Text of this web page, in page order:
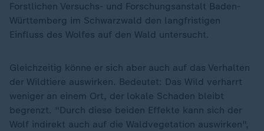
Forstlichen Versuchs- und Forschungsanstalt Baden-
Württemberg im Schwarzwald den langfristigen
Einfluss des Wolfes auf den Wald untersucht.
Gleichzeitig könne er sich aber auch auf das Verhalten
der Wildtiere auswirken. Bedeutet: Das Wild verharrt
weniger an einem Ort, der lokale Schaden bleibt
begrenzt. "Durch diese beiden Effekte kann sich der
Wolf indirekt auch auf die Waldvegetation auswirken",